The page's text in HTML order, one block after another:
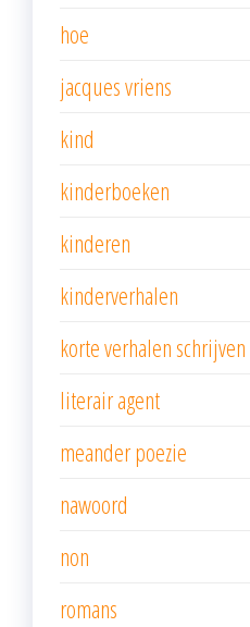
hoe
jacques vriens
kind
kinderboeken
kinderen
kinderverhalen
korte verhalen schrijven
literair agent
meander poezie
nawoord
non
romans